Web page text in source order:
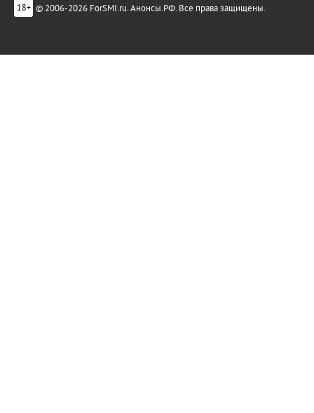
18+ © 2006-2026 ForSMI.ru. Анонсы.РФ. Все права защищены.